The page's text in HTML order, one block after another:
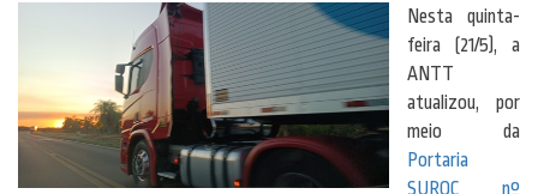
Nesta quinta-
feira (21/5), a
ANTT
atualizou, por
meio da
Portaria
SUROC nº